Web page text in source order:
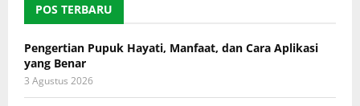
POS TERBARU
Pengertian Pupuk Hayati, Manfaat, dan Cara Aplikasi
yang Benar
3 Agustus 2026